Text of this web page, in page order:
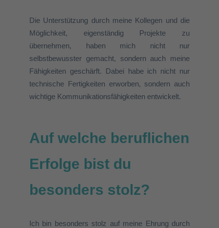
Die Unterstützung durch meine Kollegen und die
Möglichkeit, eigenständig Projekte zu
übernehmen, haben mich nicht nur
selbstbewusster gemacht, sondern auch meine
Fähigkeiten geschärft. Dabei habe ich nicht nur
technische Fertigkeiten erworben, sondern auch
wichtige Kommunikationsfähigkeiten entwickelt.
Auf welche beruflichen
Erfolge bist du
besonders stolz?
Ich bin besonders stolz auf meine Ehrung durch